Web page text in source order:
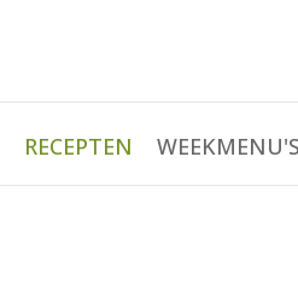
RECEPTEN WEEKMENU'S